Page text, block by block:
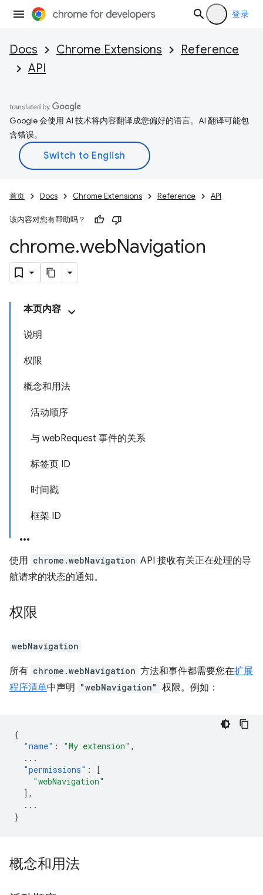
登录
Docs Chrome Extensions
Reference
API
Google 会使用 AI 技术将内容翻译成您偏好的语言。AI 翻译可能包
含错误。
首页 Docs Chrome Extensions Reference API
该内容对您有帮助吗？
chrome.webNavigation
本页内容
说明
权限
概念和用法
活动顺序
与 webRequest 事件的关系
标签页 ID
时间戳
框架 ID
使用 chrome.webNavigation API 接收有关正在处理的导
航请求的状态的通知。
权限
webNavigation
所有 chrome.webNavigation 方法和事件都需要您在扩展
程序清单中声明 "webNavigation" 权限。例如：
{
"name" : "My extension" ,
...
"permissions" :
[
"webNavigation"
],
...
}
概念和用法